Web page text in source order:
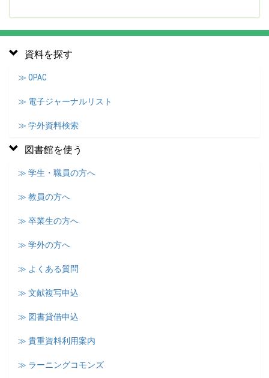
資料を探す
≫ OPAC
≫ 電子ジャーナルリスト
≫ 学外資料検索
図書館を使う
≫ 学生・職員の方へ
≫ 教員の方へ
≫ 卒業生の方へ
≫ 学外の方へ
≫ よくある質問
≫ 文献複写申込
≫ 図書貸借申込
≫ 貴重資料利用案内
≫ ラーニングコモンズ